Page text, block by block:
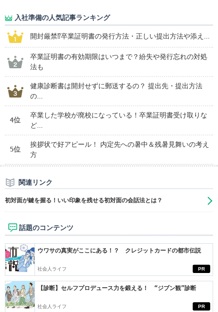
入社準備の人気記事ランキング
開封厳禁⁉卒業証明書の発行方法・正しい提出方法や添え...
卒業証明書の有効期限はいつまで？紛失や発行忘れの対処
法も
健康診断書は開封せずに郵送するの？ 提出先・提出方法
の...
4位
卒業した学校が廃校になっている！卒業証明書受け取りな
ど...
5位
挨拶状で好アピール！ 内定先への暑中＆残暑見舞いの考え
方
関連リンク
初対面が鍵を握る！いい印象を残せる初対面の会話法とは？
話題のコンテンツ
PR
ウワサの真実がここにある！？ クレジットカードの都市伝説
社会人ライフ
PR
【診断】セルフプロデュース力を鍛える！ “ジブン観”診断
社会人ライフ